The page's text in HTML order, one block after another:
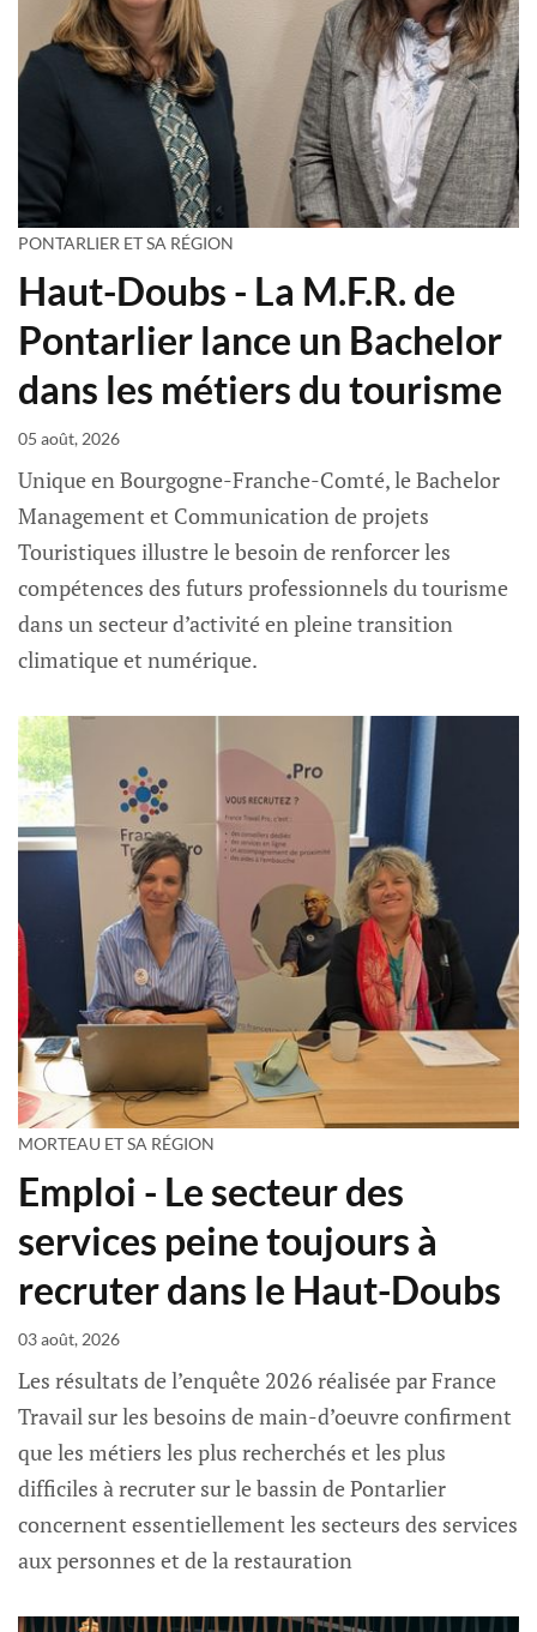
PONTARLIER ET SA RÉGION
Haut-Doubs - La M.F.R. de
Pontarlier lance un Bachelor
dans les métiers du tourisme
05 août, 2026
Unique en Bourgogne-Franche-Comté, le Bachelor
Management et Communication de projets
Touristiques illustre le besoin de renforcer les
compétences des futurs professionnels du tourisme
dans un secteur d’activité en pleine transition
climatique et numérique.
MORTEAU ET SA RÉGION
Emploi - Le secteur des
services peine toujours à
recruter dans le Haut-Doubs
03 août, 2026
Les résultats de l’enquête 2026 réalisée par France
Travail sur les besoins de main-d’oeuvre confirment
que les métiers les plus recherchés et les plus
difficiles à recruter sur le bassin de Pontarlier
concernent essentiellement les secteurs des services
aux personnes et de la restauration